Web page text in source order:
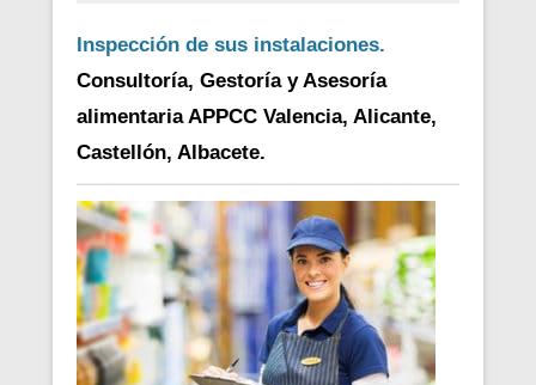
Inspección de sus instalaciones.
Consultoría, Gestoría y Asesoría
alimentaria APPCC Valencia, Alicante,
Castellón, Albacete.